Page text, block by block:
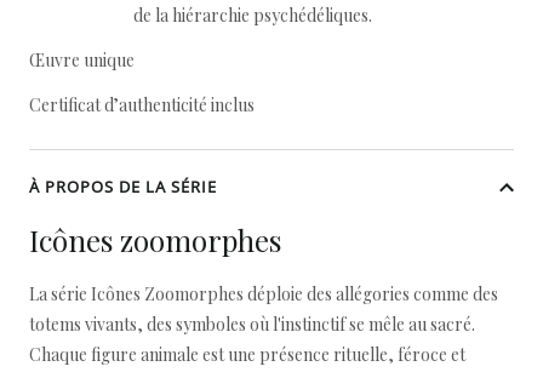
de la hiérarchie psychédéliques.
Œuvre unique
Certificat d’authenticité inclus
À PROPOS DE LA SÉRIE
Icônes zoomorphes
La série Icônes Zoomorphes déploie des allégories comme des
totems vivants, des symboles où l'instinctif se mêle au sacré.
Chaque figure animale est une présence rituelle, féroce et